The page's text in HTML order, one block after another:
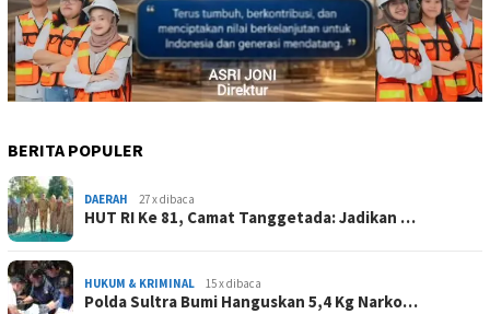
BERITA POPULER
DAERAH 27 x dibaca
HUT RI Ke 81, Camat Tanggetada: Jadikan …
HUKUM & KRIMINAL 15 x dibaca
Polda Sultra Bumi Hanguskan 5,4 Kg Narko…